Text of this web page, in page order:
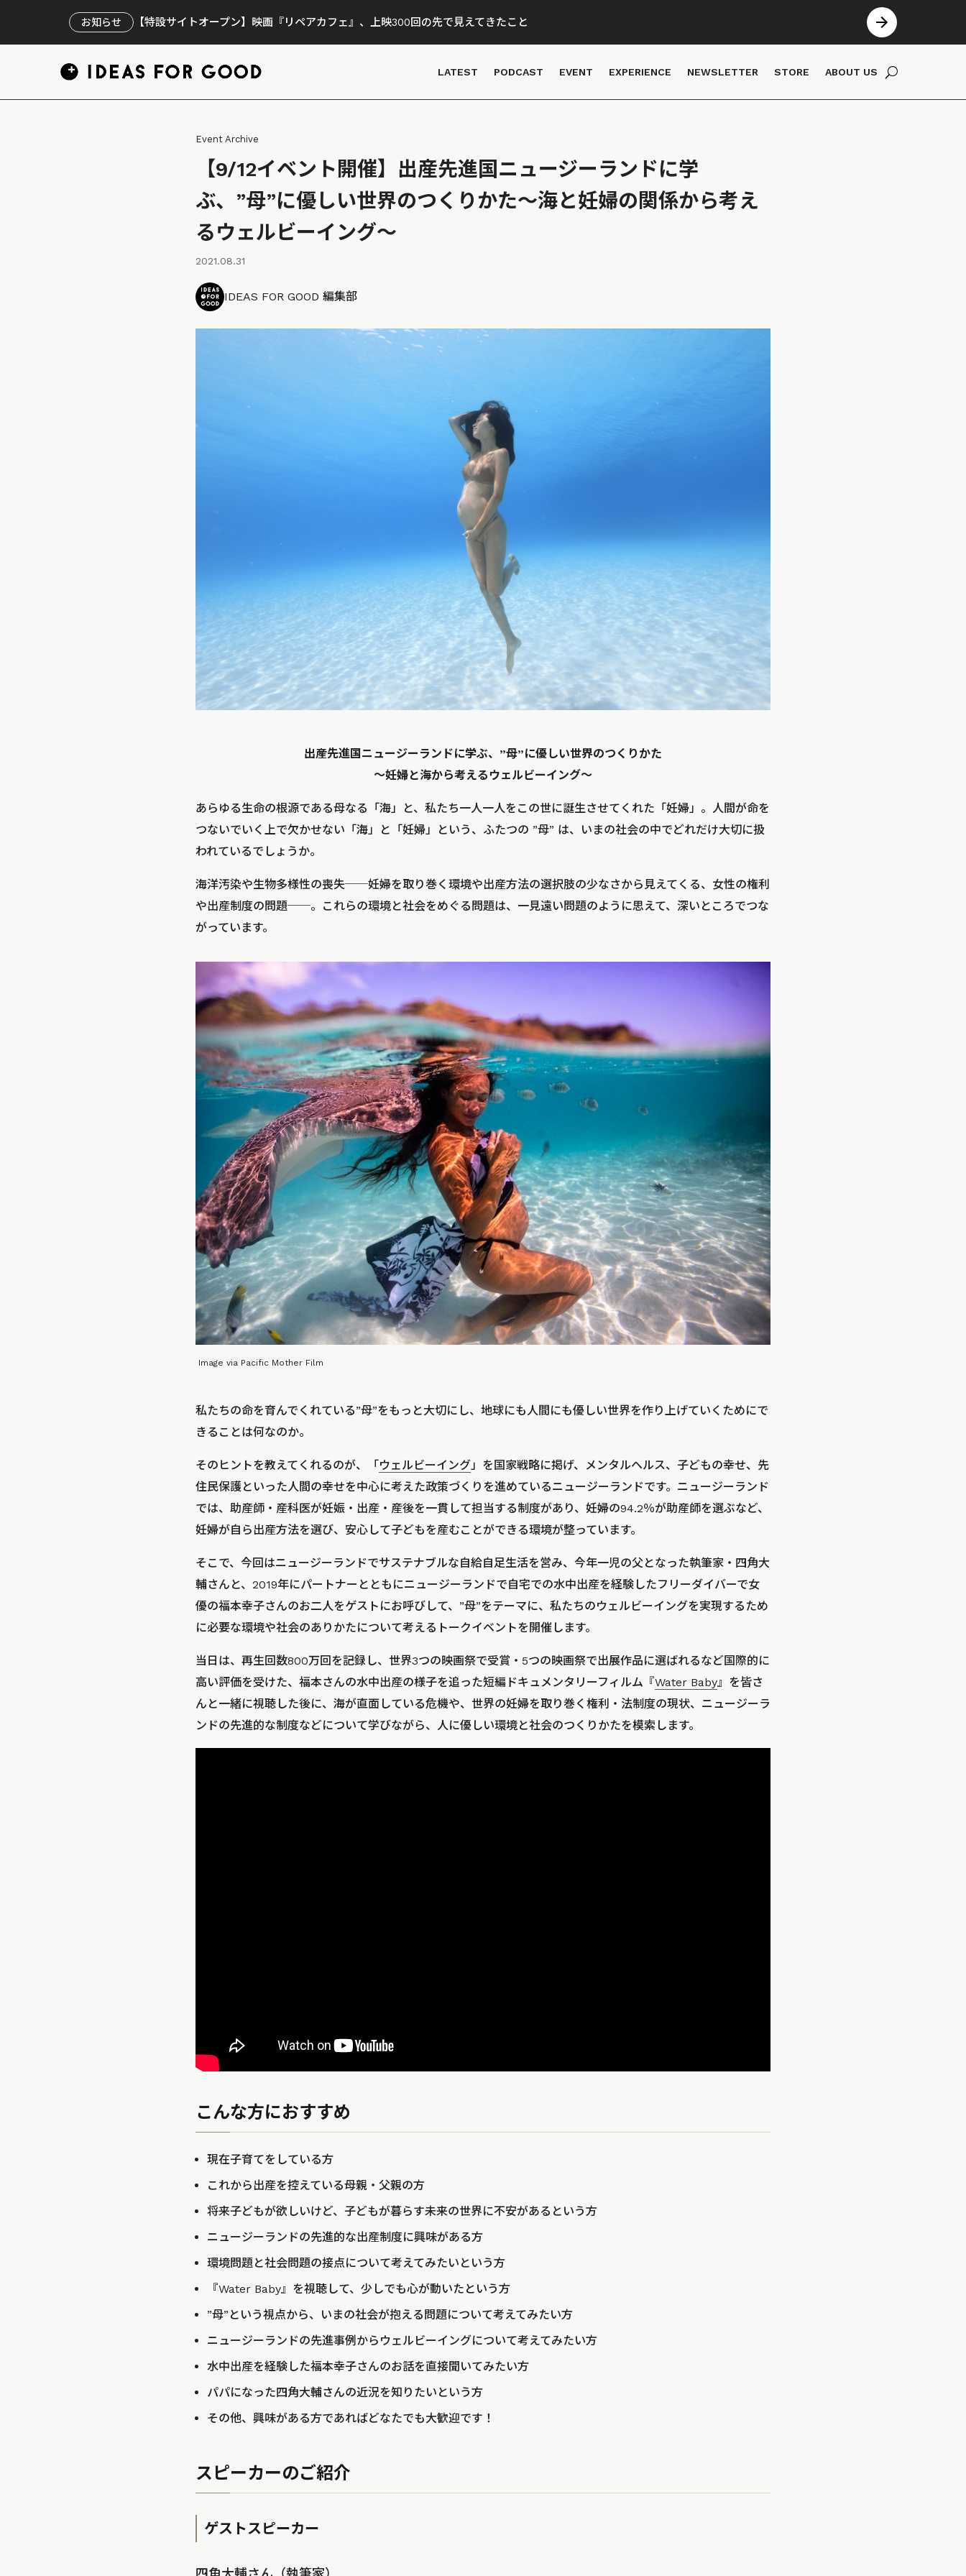
お知らせ 【特設サイトオープン】映画『リペアカフェ』、上映300回の先で見えてきたこと
LATEST PODCAST EVENT EXPERIENCE NEWSLETTER STORE ABOUT US
Event Archive
【9/12イベント開催】出産先進国ニュージーランドに学
ぶ、”母”に優しい世界のつくりかた～海と妊婦の関係から考え
るウェルビーイング～
2021.08.31
IDEAS FOR GOOD 編集部
出産先進国ニュージーランドに学ぶ、”母”に優しい世界のつくりかた
～妊婦と海から考えるウェルビーイング～
あらゆる生命の根源である母なる「海」と、私たち一人一人をこの世に誕生させてくれた「妊婦」。人間が命を
つないでいく上で欠かせない「海」と「妊婦」という、ふたつの ”母” は、いまの社会の中でどれだけ大切に扱
われているでしょうか。
海洋汚染や生物多様性の喪失──妊婦を取り巻く環境や出産方法の選択肢の少なさから見えてくる、女性の権利
や出産制度の問題──。これらの環境と社会をめぐる問題は、一見遠い問題のように思えて、深いところでつな
がっています。
Image via Pacific Mother Film
私たちの命を育んでくれている”母”をもっと大切にし、地球にも人間にも優しい世界を作り上げていくためにで
きることは何なのか。
そのヒントを教えてくれるのが、「 ウェルビーイング」を国家戦略に掲げ、メンタルヘルス、子どもの幸せ、先
住民保護といった人間の幸せを中心に考えた政策づくりを進めているニュージーランドです。ニュージーランド
では、助産師・産科医が妊娠・出産・産後を一貫して担当する制度があり、妊婦の94.2％が助産師を選ぶなど、
妊婦が自ら出産方法を選び、安心して子どもを産むことができる環境が整っています。
そこで、今回はニュージーランドでサステナブルな自給自足生活を営み、今年一児の父となった執筆家・四角大
輔さんと、2019年にパートナーとともにニュージーランドで自宅での水中出産を経験したフリーダイバーで女
優の福本幸子さんのお二人をゲストにお呼びして、”母”をテーマに、私たちのウェルビーイングを実現するため
に必要な環境や社会のありかたについて考えるトークイベントを開催します。
当日は、再生回数800万回を記録し、世界3つの映画祭で受賞・5つの映画祭で出展作品に選ばれるなど国際的に
高い評価を受けた、福本さんの水中出産の様子を追った短編ドキュメンタリーフィルム『Water Baby』を皆さ
んと一緒に視聴した後に、海が直面している危機や、世界の妊婦を取り巻く権利・法制度の現状、ニュージーラ
ンドの先進的な制度などについて学びながら、人に優しい環境と社会のつくりかたを模索します。
こんな方におすすめ
現在子育てをしている方
これから出産を控えている母親・父親の方
将来子どもが欲しいけど、子どもが暮らす未来の世界に不安があるという方
ニュージーランドの先進的な出産制度に興味がある方
環境問題と社会問題の接点について考えてみたいという方
『Water Baby』を視聴して、少しでも心が動いたという方
”母”という視点から、いまの社会が抱える問題について考えてみたい方
ニュージーランドの先進事例からウェルビーイングについて考えてみたい方
水中出産を経験した福本幸子さんのお話を直接聞いてみたい方
パパになった四角大輔さんの近況を知りたいという方
その他、興味がある方であればどなたでも大歓迎です！
スピーカーのご紹介
ゲストスピーカー